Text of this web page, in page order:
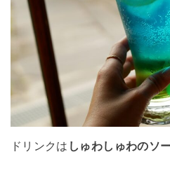
ドリンクは しゅわしゅわのソ